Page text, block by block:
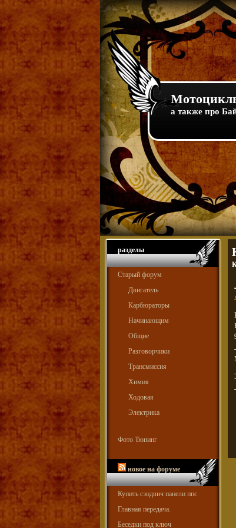
а также про
разделы
Старый форум
Двигатель
Карбюраторы
Начинающим
Общие
Разговорчики
Трансмиссия
Химия
Ходовая
Электрика
Фото Тюнинг
новое на форуме
Купить сэндвич панели ппс
Главная передача.
Беседки под ключ